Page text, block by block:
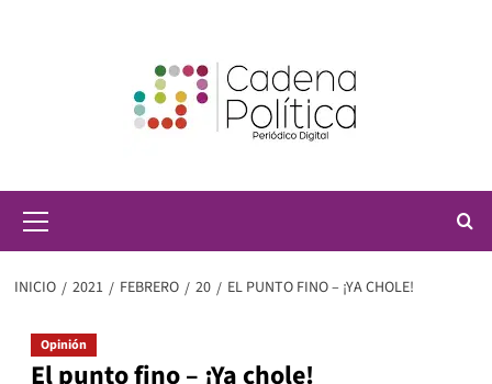
principal
INICIO 2021 FEBRERO 20 EL PUNTO FINO – ¡YA CHOLE!
Opinión
El punto fino – ¡Ya chole!